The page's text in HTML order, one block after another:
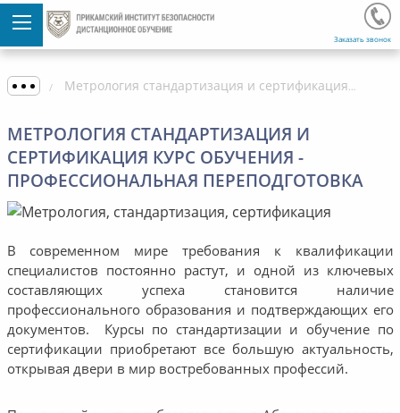
Заказать звонок
Метрология стандартизация и сертификация курс обучения - профессиональная переподготовка
МЕТРОЛОГИЯ СТАНДАРТИЗАЦИЯ И
СЕРТИФИКАЦИЯ КУРС ОБУЧЕНИЯ -
ПРОФЕССИОНАЛЬНАЯ ПЕРЕПОДГОТОВКА
В современном мире требования к квалификации
специалистов постоянно растут, и одной из ключевых
составляющих успеха становится наличие
профессионального образования и подтверждающих его
документов. Курсы по стандартизации и обучение по
сертификации приобретают все большую актуальность,
открывая двери в мир востребованных профессий.